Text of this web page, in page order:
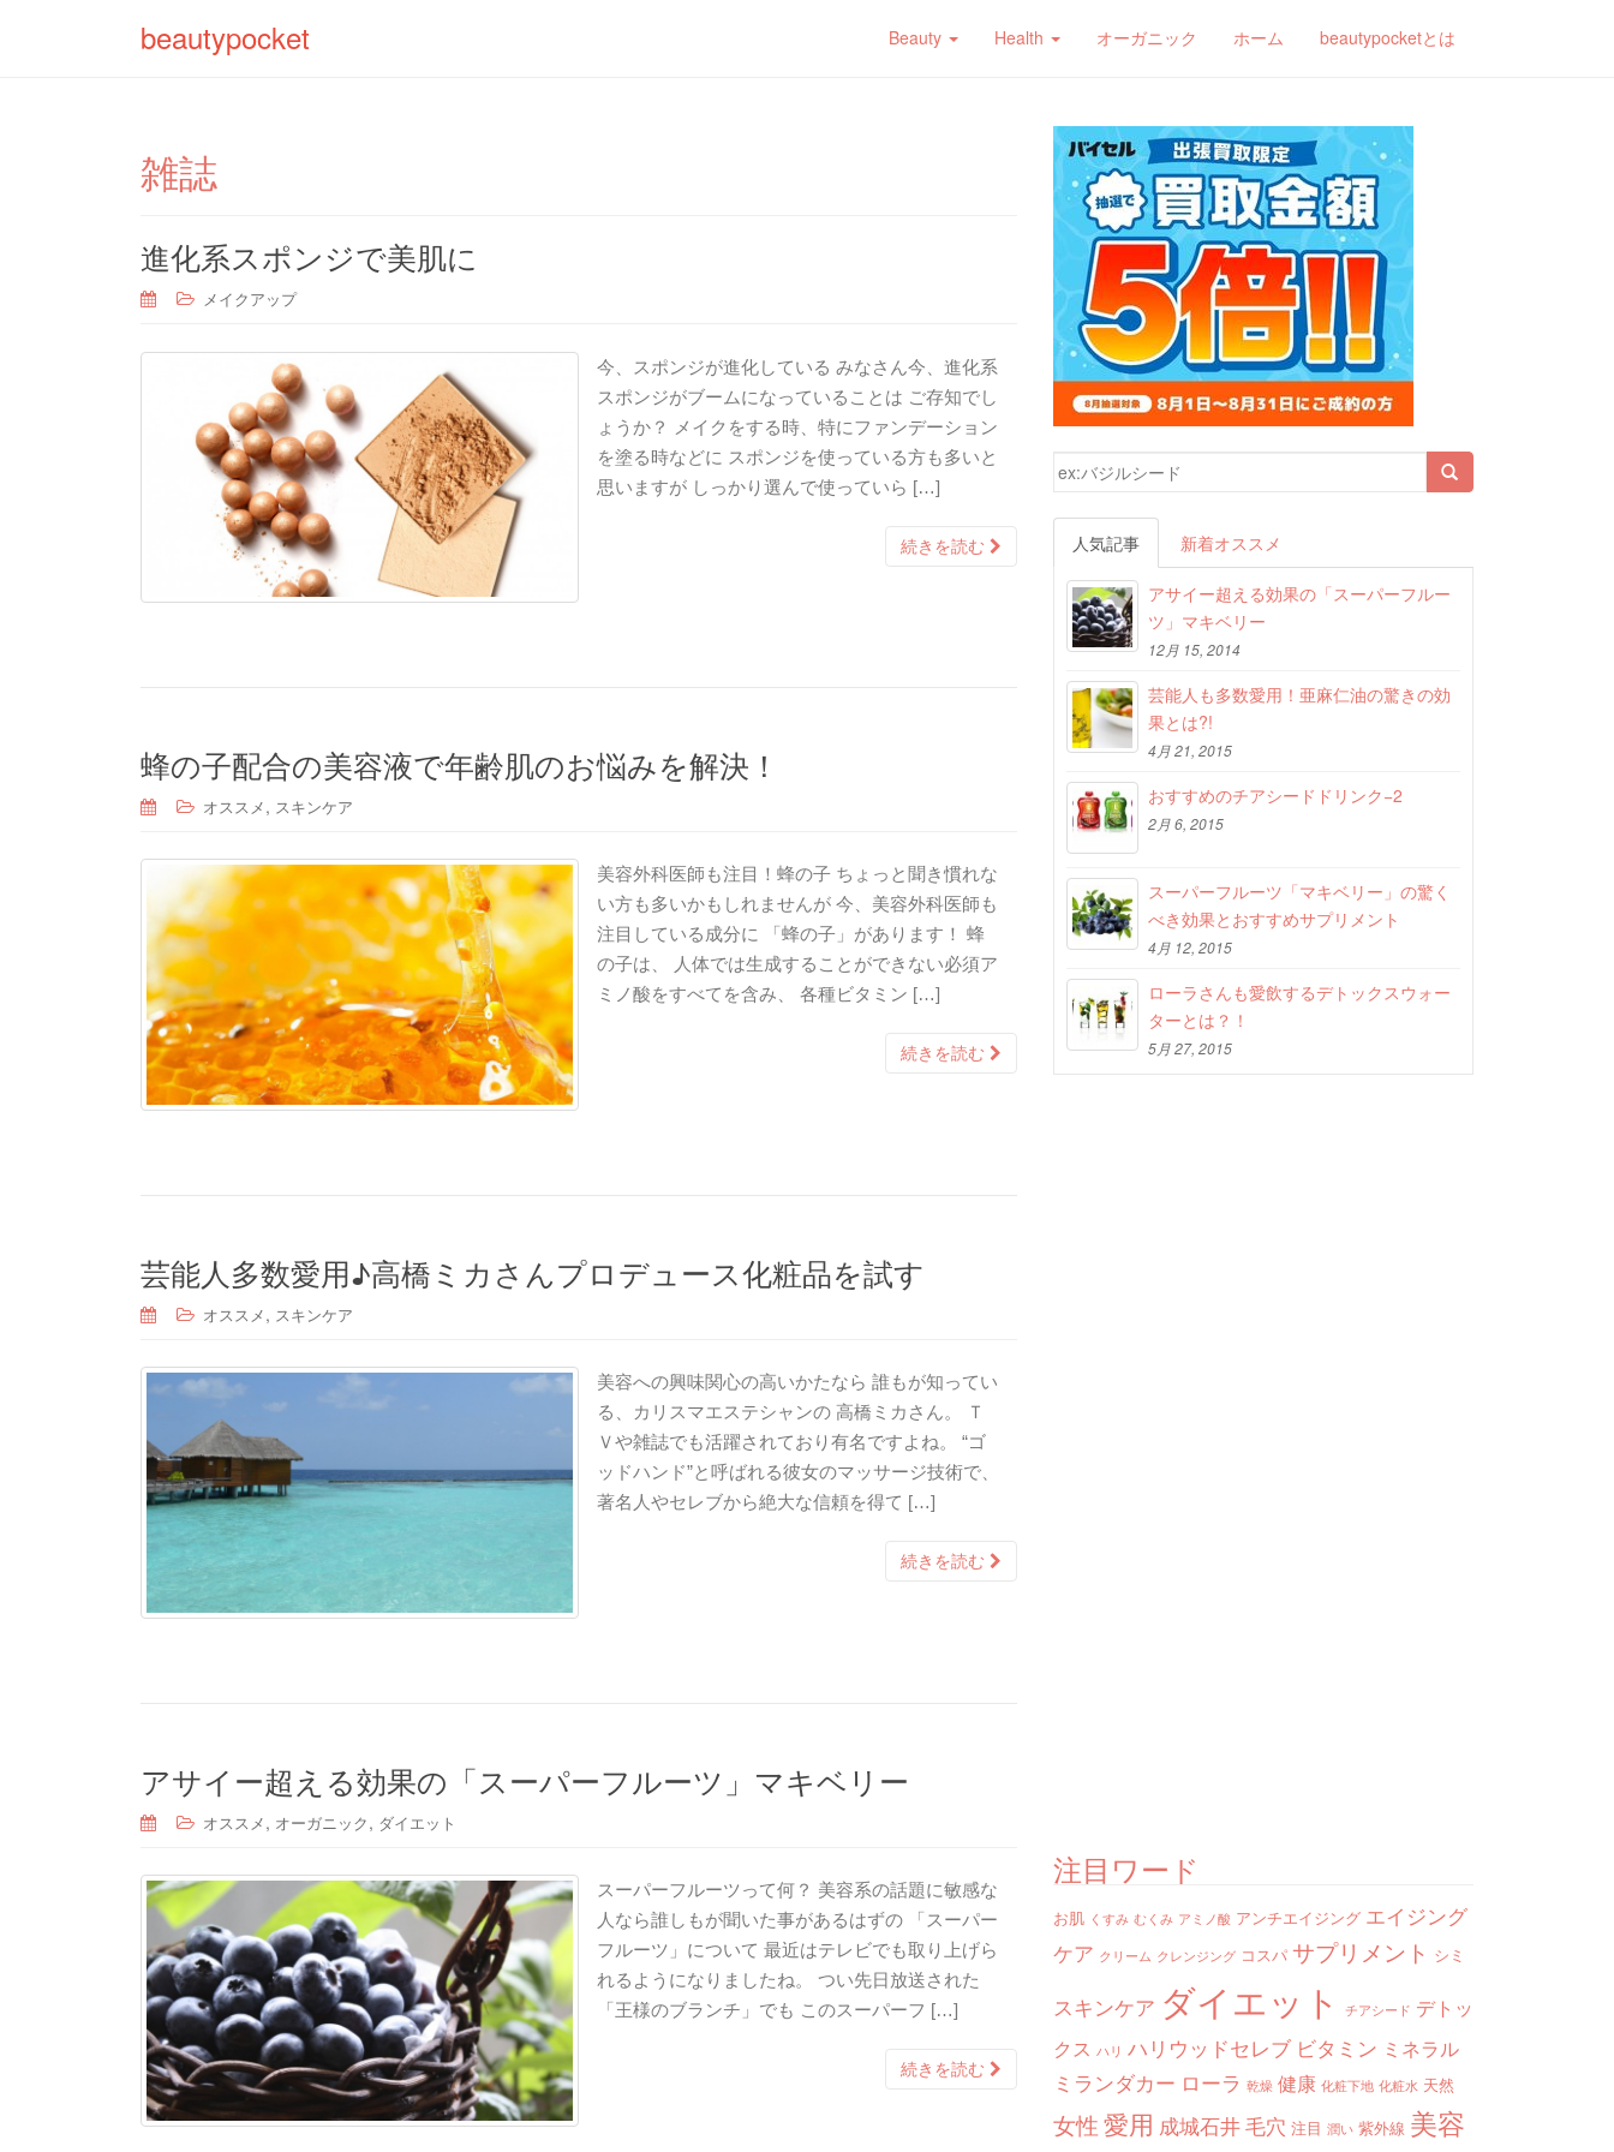
beautypocket Beauty Health オーガニック ホーム beautypocketとは
雑誌
進化系スポンジで美肌に
メイクアップ
今、スポンジが進化している みなさん今、進化系
スポンジがブームになっていることは ご存知でし
ょうか？ メイクをする時、特にファンデーション
を塗る時などに スポンジを使っている方も多いと
思いますが しっかり選んで使っていら […]
続きを読む
蜂の子配合の美容液で年齢肌のお悩みを解決！
オススメ, スキンケア
美容外科医師も注目！蜂の子 ちょっと聞き慣れな
い方も多いかもしれませんが 今、美容外科医師も
注目している成分に 「蜂の子」があります！ 蜂
の子は、 人体では生成することができない必須ア
ミノ酸をすべてを含み、 各種ビタミン […]
続きを読む
芸能人多数愛用♪高橋ミカさんプロデュース化粧品を試す
オススメ, スキンケア
美容への興味関心の高いかたなら 誰もが知ってい
る、カリスマエステシャンの 高橋ミカさん。 Ｔ
Ｖや雑誌でも活躍されており有名ですよね。 “ゴ
ッドハンド”と呼ばれる彼女のマッサージ技術で、
著名人やセレブから絶大な信頼を得て […]
続きを読む
アサイー超える効果の「スーパーフルーツ」マキベリー
オススメ, オーガニック, ダイエット
スーパーフルーツって何？ 美容系の話題に敏感な
人なら誰しもが聞いた事があるはずの 「スーパー
フルーツ」について 最近はテレビでも取り上げら
れるようになりましたね。 つい先日放送された
「王様のブランチ」でも このスーパーフ […]
続きを読む
検索結果:
人気記事 新着オススメ
アサイー超える効果の「スーパーフルー
ツ」マキベリー
12月 15, 2014
芸能人も多数愛用！亜麻仁油の驚きの効
果とは?!
4月 21, 2015
おすすめのチアシードドリンク−2
2月 6, 2015
スーパーフルーツ「マキベリー」の驚く
べき効果とおすすめサプリメント
4月 12, 2015
ローラさんも愛飲するデトックスウォー
ターとは？！
5月 27, 2015
注目ワード
お肌 くすみ むくみ アミノ酸 アンチエイジング エイジング
ケア クリーム クレンジング コスパ サプリメント シミ
スキンケア ダイエット チアシード デトッ
クス ハリ ハリウッドセレブ ビタミン ミネラル
ミランダカー ローラ 乾燥 健康 化粧下地 化粧水 天然
女性愛用 成城石井毛穴 注目 潤い 紫外線 美容